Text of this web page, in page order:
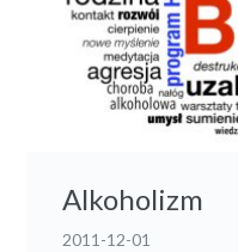
Alkoholizm
2011-12-01